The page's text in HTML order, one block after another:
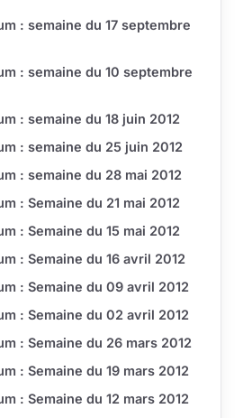
: semaine du 17 septembre
: semaine du 10 septembre
: semaine du 18 juin 2012
: semaine du 25 juin 2012
: semaine du 28 mai 2012
: Semaine du 21 mai 2012
: Semaine du 15 mai 2012
: Semaine du 16 avril 2012
: Semaine du 09 avril 2012
: Semaine du 02 avril 2012
: Semaine du 26 mars 2012
: Semaine du 19 mars 2012
: Semaine du 12 mars 2012